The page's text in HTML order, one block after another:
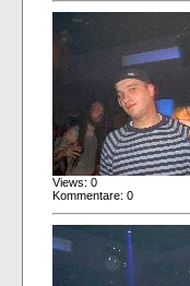
Views: 0
Kommentare: 0